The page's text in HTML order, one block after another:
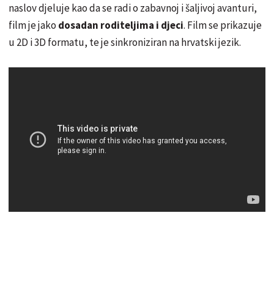
naslov djeluje kao da se radi o zabavnoj i šaljivoj avanturi,
film je jako dosadan roditeljima i djeci. Film se prikazuje
u 2D i 3D formatu, te je sinkroniziran na hrvatski jezik.